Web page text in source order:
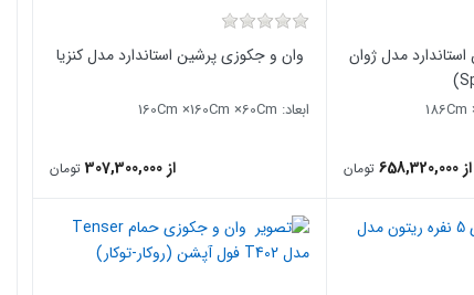
مدل ژوان
از 658,320,000 تومان
وان و جکوزی پرشین استاندارد مدل کنزیا
ابعاد: 160Cm ×160Cm ×60Cm
از 307,300,000 تومان